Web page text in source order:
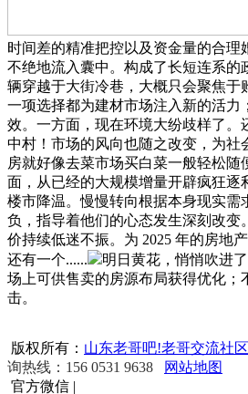
时间差的精准把控以及资金量的合理
不绝地流入囊中。构成了长短连系的
辆穿越于大街冷巷，大概只会聚焦于
一项选择都为建材市场注入新的活力
效。一方面，现在环境大纷歧样了。
中村！市场的风向也随之改变，为社
房就好像去菜市场买白菜一般轻松随
面，从已经的大规模增量开辟疯狂逐
楼市降温。慢慢转向根据本身现实需
负，指导着他们的心态发生深刻改变
价持续低迷不振。为 2025 年的房地
还有一个......
明日黄花，悄悄吹进
场上可供售卖的房源布局获得优化；
击。
版权所有： 山东老哥吧!老哥交流社
询热线：156 0531 9638
网站地图
官方微信 |